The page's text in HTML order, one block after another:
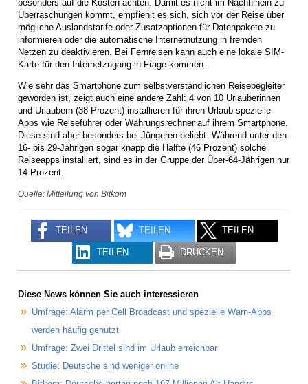
besonders auf die Kosten achten. Damit es nicht im Nachhinein zu
Überraschungen kommt, empfiehlt es sich, sich vor der Reise über
mögliche Auslandstarife oder Zusatzoptionen für Datenpakete zu
informieren oder die automatische Internetnutzung in fremden
Netzen zu deaktivieren. Bei Fernreisen kann auch eine lokale SIM-
Karte für den Internetzugang in Frage kommen.
Wie sehr das Smartphone zum selbstverständlichen Reisebegleiter
geworden ist, zeigt auch eine andere Zahl: 4 von 10 Urlauberinnen
und Urlaubern (38 Prozent) installieren für ihren Urlaub spezielle
Apps wie Reiseführer oder Währungsrechner auf ihrem Smartphone.
Diese sind aber besonders bei Jüngeren beliebt: Während unter den
16- bis 29-Jährigen sogar knapp die Hälfte (46 Prozent) solche
Reiseapps installiert, sind es in der Gruppe der Über-64-Jährigen nur
14 Prozent.
Quelle: Mitteilung von Bitkom
TEILEN TEILEN TEILEN
TEILEN DRUCKEN
Diese News können Sie auch interessieren
Umfrage: Alarm per Cell Broadcast und spezielle Warn-Apps
werden häufig genutzt
Umfrage: Zwei Drittel sind im Urlaub erreichbar
Studie: Deutsche sind weniger online